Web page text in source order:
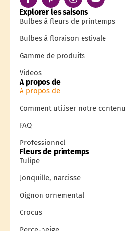
Explorer les saisons
Bulbes à fleurs de printemps
Bulbes à floraison estivale
Gamme de produits
Videos
A propos de
A propos de
Comment utiliser notre contenu
FAQ
Professionnel
Fleurs de printemps
Tulipe
Jonquille, narcisse
Oignon ornemental
Crocus